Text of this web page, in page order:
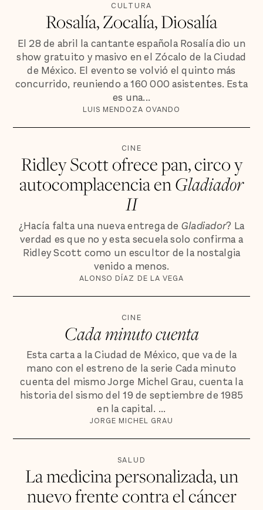
CULTURA
Rosalía, Zocalía, Diosalía
El 28 de abril la cantante española Rosalía dio un
show gratuito y masivo en el Zócalo de la Ciudad
de México. El evento se volvió el quinto más
concurrido, reuniendo a 160 000 asistentes. Esta
es una...
LUIS MENDOZA OVANDO
CINE
Ridley Scott ofrece pan, circo y
autocomplacencia enGladiador
II
¿Hacía falta una nueva entrega de Gladiador? La
verdad es que no y esta secuela solo confirma a
Ridley Scott como un escultor de la nostalgia
venido a menos.
ALONSO DÍAZ DE LA VEGA
CINE
Cada minuto cuenta
Esta carta a la Ciudad de México, que va de la
mano con el estreno de la serie Cada minuto
cuenta del mismo Jorge Michel Grau, cuenta la
historia del sismo del 19 de septiembre de 1985
en la capital. ...
JORGE MICHEL GRAU
SALUD
La medicina personalizada, un
nuevo frente contra el cáncer